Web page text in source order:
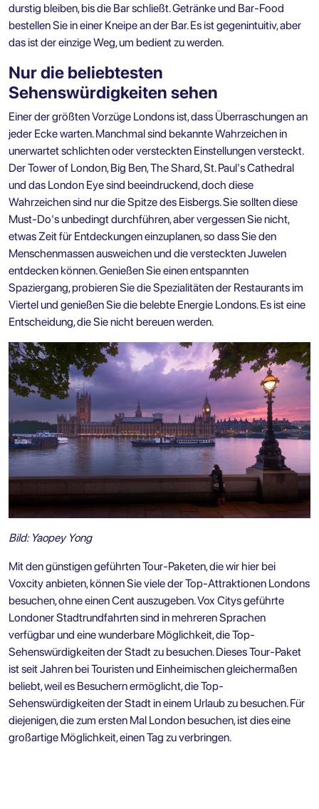
durstig bleiben, bis die Bar schließt. Getränke und Bar-Food
bestellen Sie in einer Kneipe an der Bar. Es ist gegenintuitiv, aber
das ist der einzige Weg, um bedient zu werden.
Nur die beliebtesten
Sehenswürdigkeiten sehen
Einer der größten Vorzüge Londons ist, dass Überraschungen an
jeder Ecke warten. Manchmal sind bekannte Wahrzeichen in
unerwartet schlichten oder versteckten Einstellungen versteckt.
Der Tower of London, Big Ben, The Shard, St. Paul's Cathedral
und das London Eyesind beeindruckend, doch diese
Wahrzeichen sind nur die Spitze des Eisbergs. Sie sollten diese
Must-Do's unbedingt durchführen, aber vergessen Sie nicht,
etwas Zeit für Entdeckungen einzuplanen, so dass Sie den
Menschenmassen ausweichen und die versteckten Juwelen
entdecken können. Genießen Sie einen entspannten
Spaziergang, probieren Sie die Spezialitäten der Restaurants im
Viertel und genießen Sie die belebte Energie Londons. Es ist eine
Entscheidung, die Sie nicht bereuen werden.
Bild: Yaopey Yong
Mit den günstigen geführten Tour-Paketen, die wir hier bei
Voxcity anbieten, können Sie viele der Top-Attraktionen Londons
besuchen, ohne einen Cent auszugeben.Vox Citys geführte
Londoner Stadtrundfahrtensind in mehreren Sprachen
verfügbar und eine wunderbare Möglichkeit, die Top-
Sehenswürdigkeiten der Stadt zu besuchen. Dieses Tour-Paket
ist seit Jahren bei Touristen und Einheimischen gleichermaßen
beliebt, weil es Besuchern ermöglicht, die Top-
Sehenswürdigkeiten der Stadt in einem Urlaub zu besuchen. Für
diejenigen, die zum ersten Mal London besuchen, ist dies eine
großartige Möglichkeit, einen Tag zu verbringen.